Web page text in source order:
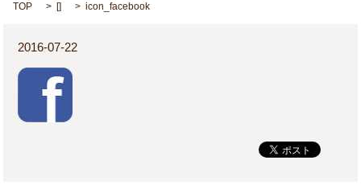
TOP [] icon_facebook
2016-07-22